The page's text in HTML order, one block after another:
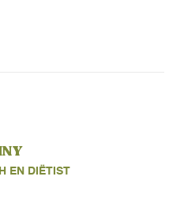
EN DIËTIST